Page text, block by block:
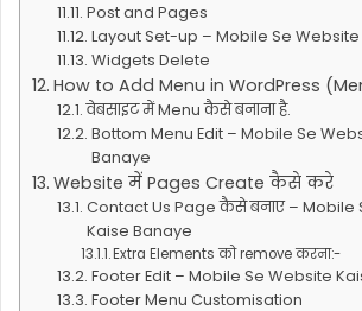
Post and Pages
Layout Set-up – Mobile Se
Widgets Delete
How to Add Menu in WordPress
वेबसाइट में Menu कैसे बनाना है.
Bottom Menu Edit – Mobile Se
Banaye
Website में Pages Create कैसे करे
Contact Us Page कैसे बनाए – Mobile
Kaise Banaye
Extra Elements को remove करना:-
Footer Edit – Mobile Se Website
Footer Menu Customisation